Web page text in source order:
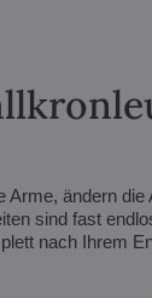
Arme, ändern die
sind fast
nach Ihrem